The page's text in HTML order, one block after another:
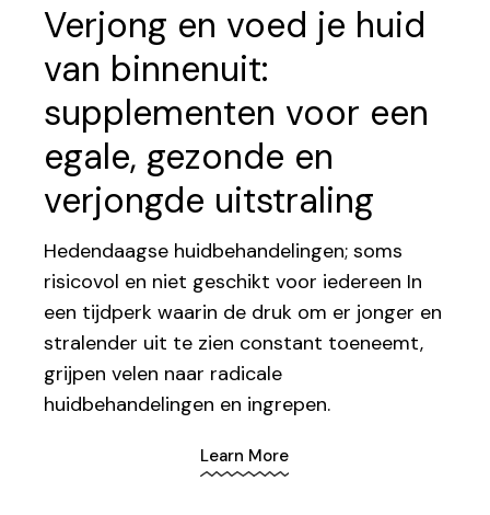
Verjong en voed je huid
van binnenuit:
supplementen voor een
egale, gezonde en
verjongde uitstraling
Hedendaagse huidbehandelingen; soms
risicovol en niet geschikt voor iedereen In
een tijdperk waarin de druk om er jonger en
stralender uit te zien constant toeneemt,
grijpen velen naar radicale
huidbehandelingen en ingrepen.
Learn More